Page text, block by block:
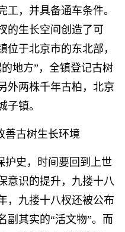
工，并具备通车条件。
的生长空间创造了可
位于北京市的东北部，
地方”，全镇登记古树
外两株千年古柏，北京
子镇。
古树生长环境
史，时间要回到上世
意识的提升，九搂十八
，九搂十八杈还被公布
副其实的“活文物”。而